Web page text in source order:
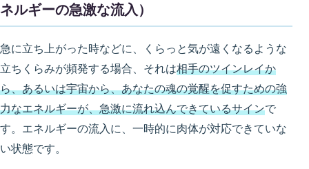
ネルギーの急激な流入）
急に立ち上がった時などに、くらっと気が遠くなるような
立ちくらみが頻発する場合、それは相手のツインレイか
ら、あるいは宇宙から、あなたの魂の覚醒を促すための強
力なエネルギーが、急激に流れ込んできているサインで
す。エネルギーの流入に、一時的に肉体が対応できていな
い状態です。